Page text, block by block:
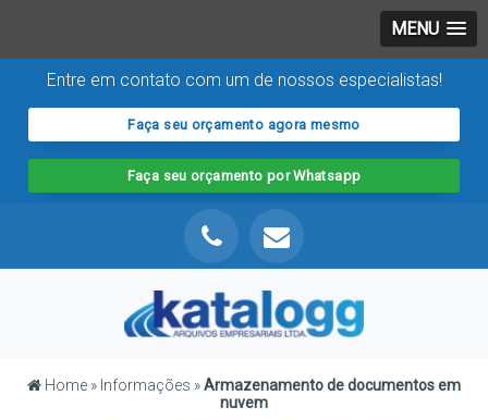
MENU
Entre em contato com um de nossos especialistas!
Faça seu orçamento agora mesmo
Faça seu orçamento por Whatsapp
Home » Informações »Armazenamento de documentos em
nuvem